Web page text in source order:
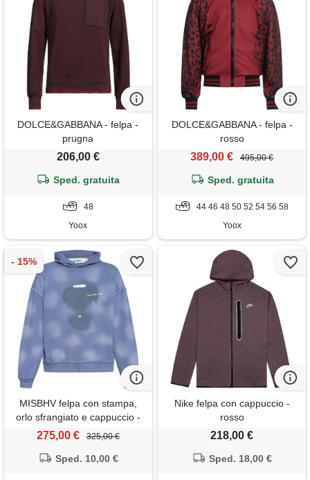
DOLCE&GABBANA - felpa -
prugna
206,00 €
Sped. gratuita
48
Yoox
DOLCE&GABBANA - felpa -
rosso
389,00 € 495,00 €
Sped. gratuita
44 46 48 50 52 54 56 58
Yoox
MISBHV felpa con stampa,
orlo sfrangiato e cappuccio -
blu
275,00 € 325,00 €
Sped. 10,00 €
Nike felpa con cappuccio -
rosso
218,00 €
Sped. 18,00 €